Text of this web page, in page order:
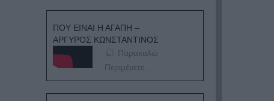
ΠΟΥ ΕΙΝΑΙ Η ΑΓΑΠΗ –
ΑΡΓΥΡΟΣ ΚΩΝΣΤΑΝΤΙΝΟΣ
Παρακαλώ
Περιμένετε...